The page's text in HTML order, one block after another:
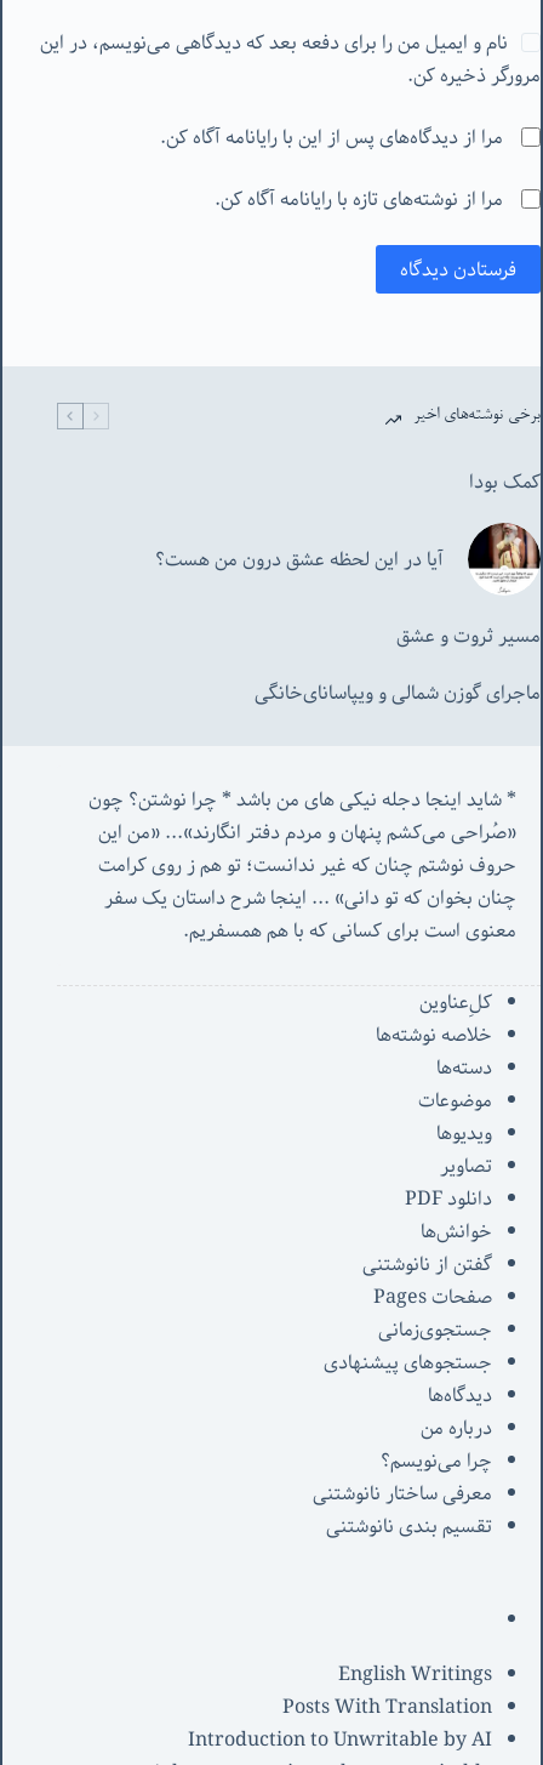
نام و ایمیل من را برای دفعه بعد که دیدگاهی می‌نویسم، در این
مرورگر ذخیره کن.
مرا از دیدگاه‌های پس از این با رایانامه آگاه کن.
مرا از نوشته‌های تازه با رایانامه آگاه کن.
فرستادن دیدگاه
برخی نوشته‌های اخیر
کمک بودا
آیا در این لحظه عشق درون من هست؟
مسیر ثروت و عشق
ماجرای گوزن شمالی و‌ ویپاسانای‌خانگی
«صُراحی می‌کشم پنهان‌ و مردم‌ دفتر انگارند»... «
چنان بخوان که تو دانی» ...
معنوی است برای کسانی که با هم همسفریم.
کل‌ِعناوین
خلاصه نوشته‌ها
دسته‌ها
موضوعات
ویدیوها
تصاویر
دانلود PDF
خوانش‌ها
گفتن از نانوشتنی
صفحات Pages
جستجوی‌زمانی
جستجوهای پیشنهادی
دیدگاه‌ها
درباره من
چرا می‌نویسم؟
معرفی‌ ساختار نانوشتنی
تقسیم بندی نانوشتنی
English Writings
Posts With Translation
Introduction to Unwritable by AI